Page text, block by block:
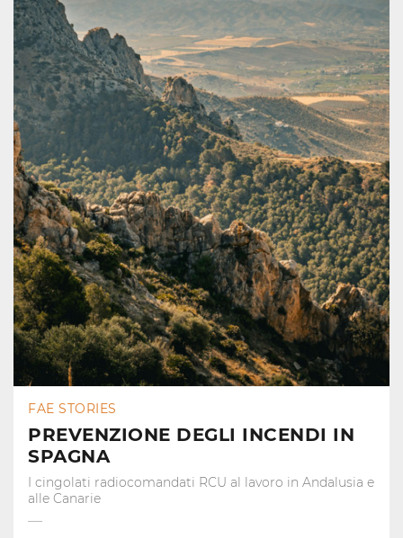
FAE STORIES
PREVENZIONE DEGLI INCENDI IN
SPAGNA
I cingolati radiocomandati RCU al lavoro in Andalusia e
alle Canarie